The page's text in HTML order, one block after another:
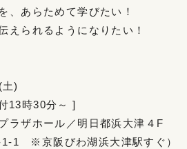
、あらためて学びたい！
えられるようになりたい！
)
13時30分～ ]
ラザホール／明日都浜大津４F
1-1 ※京阪びわ湖浜大津駅すぐ）